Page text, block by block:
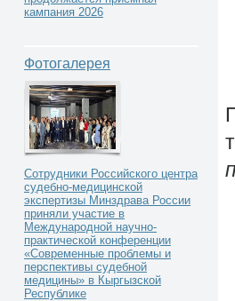
кампания 2026
Фотогалерея
Сотрудники Российского центра
судебно-медицинской
экспертизы Минздрава России
приняли участие в
Международной научно-
практической конференции
«Современные проблемы и
перспективы судебной
медицины» в Кыргызской
Республике